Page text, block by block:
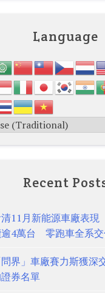
Language
Recent
11月新能源車廠表
4萬台 零跑車全系交
界」車廠賽力斯獲深
券名單